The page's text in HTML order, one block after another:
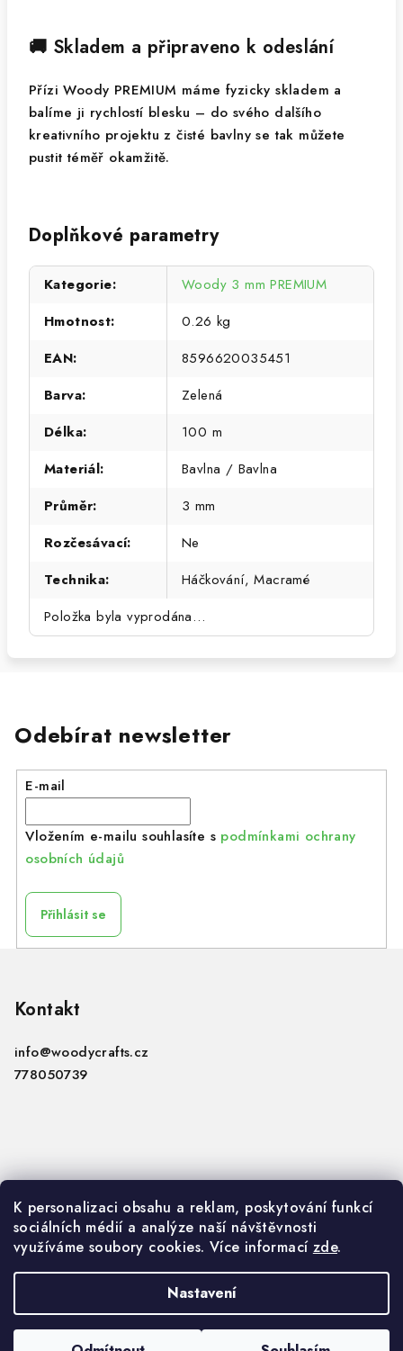
K personalizaci obsahu a reklam, poskytování funkcí
sociálních médií a analýze naší návštěvnosti
využíváme soubory cookies. Více informací zde.
Nastavení
🚚 Skladem a připraveno k odeslání
Přízi Woody PREMIUM máme fyzicky skladem a
balíme ji rychlostí blesku – do svého dalšího
kreativního projektu z čisté bavlny se tak můžete
pustit téměř okamžitě.
Doplňkové parametry
Kategorie:
Woody 3 mm PREMIUM
Hmotnost:
0.26 kg
EAN:
8596620035451
Barva:
Zelená
Délka:
100 m
Materiál:
Bavlna / Bavlna
Průměr:
3 mm
Rozčesávací:
Ne
Technika:
Háčkování, Macramé
Položka byla vyprodána…
Odebírat newsletter
E-mail
Vložením e-mailu souhlasíte s podmínkami ochrany
osobních údajů
Přihlásit se
Kontakt
info@woodycrafts.cz
778050739
VOP
GDPR
Copyright 2026Woody Crafts B2B. Všechna práva
vyhrazena.Upravit nastavení cookies